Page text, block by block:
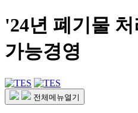
'24년 폐기물
가능경영
전체메뉴열기